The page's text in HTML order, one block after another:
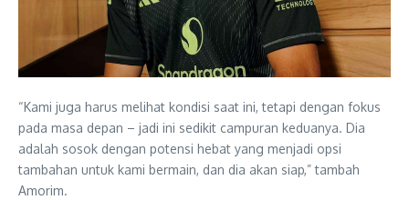
“Kami juga harus melihat kondisi saat ini, tetapi dengan fokus
pada masa depan – jadi ini sedikit campuran keduanya. Dia
adalah sosok dengan potensi hebat yang menjadi opsi
tambahan untuk kami bermain, dan dia akan siap,” tambah
Amorim.